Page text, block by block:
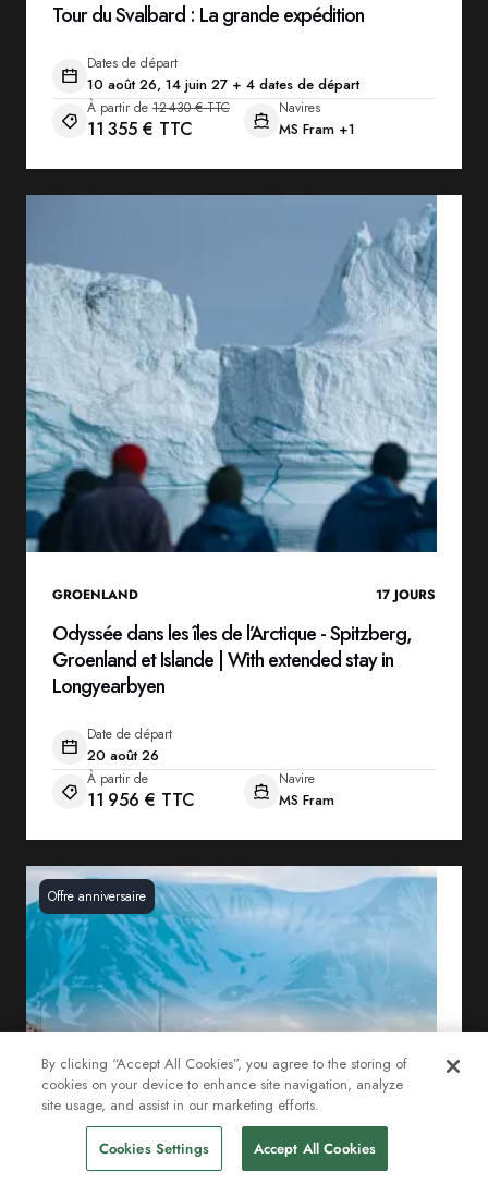
Tour du Svalbard : La grande expédition
Dates de départ
10 août 26, 14 juin 27 + 4 dates de départ
À partir de 12 430 € TTC
11 355 € TTC
Navires
MS Fram +1
GROENLAND 17 JOURS
Odyssée dans les îles de l’Arctique - Spitzberg,
Groenland et Islande | With extended stay in
Longyearbyen
Date de départ
20 août 26
À partir de
11 956 € TTC
Navire
MS Fram
Offre anniversaire
By clicking “Accept All Cookies”, you agree to the storing of
cookies on your device to enhance site navigation, analyze
site usage, and assist in our marketing efforts.
Cookies Settings Accept All Cookies